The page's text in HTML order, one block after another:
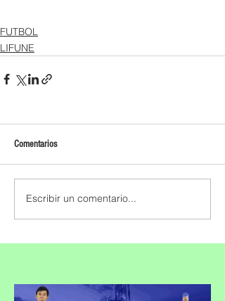
FUTBOL
LIFUNE
Comentarios
Escribir un comentario...